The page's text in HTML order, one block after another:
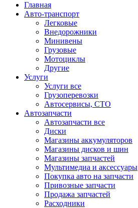
Главная
Авто-транспорт
Легковые
Внедорожники
Минивены
Грузовые
Мотоциклы
Другие
Услуги
Услуги все
Грузоперевозки
Автосервисы, СТО
Автозапчасти
Автозапчасти все
Диски
Магазины аккумуляторов
Магазины дисков и шин
Магазины запчастей
Мультимедиа и аксессуары
Покупка авто на запчасти
Привозные запчасти
Продажа запчастей
Расходники